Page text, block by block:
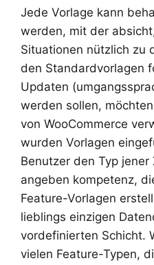
Jede Vorlage kann
werden, mit der
Situationen nützlich zu
den Standardvorlagen
Updaten
werden sollen,
von WooCommerce
wurden Vorlagen
Benutzer den Typ
angeben kompetenz,
Feature-Vorlagen
lieblings einzigen
vordefinierten Schicht.
vielen Feature-Typen,